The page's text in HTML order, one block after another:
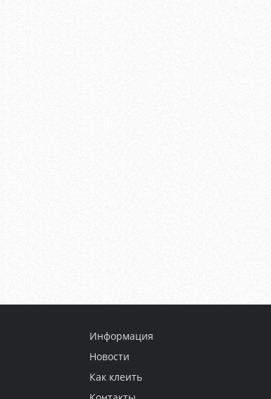
Информация
Новости
Как клеить